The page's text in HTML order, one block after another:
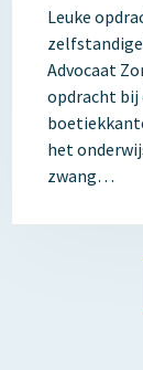
Leuke
Advocaat
opdracht bij
het
zwang…